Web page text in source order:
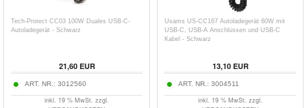
Tech-Protect CC03 100W Duales USB-C-
Autoladegerät - Schwarz
21,60EUR
ART. NR.: 3012560
inkl. 19 % MwSt. zzgl.
Usams US-CC167 Autoladegerät 60W mit
USB-C, USB-A Anschlüssen und USB-C
Kabel - Schwarz
13,10EUR
ART. NR.: 3004511
inkl. 19 % MwSt. zzgl.